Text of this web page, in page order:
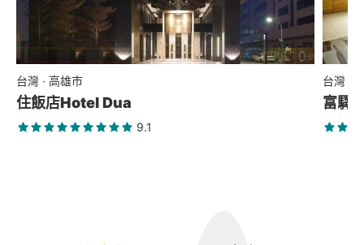
台灣 · 高雄市
住飯店Hotel Dua
9.1
台灣 ·
富驛